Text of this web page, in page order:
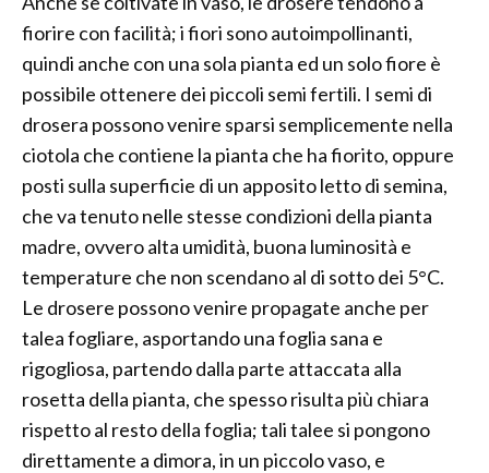
fiorire con facilità; i fiori sono autoimpollinanti,
quindi anche con una sola pianta ed un solo fiore è
possibile ottenere dei piccoli semi fertili. I semi di
drosera possono venire sparsi semplicemente nella
ciotola che contiene la pianta che ha fiorito, oppure
posti sulla superficie di un apposito letto di semina,
che va tenuto nelle stesse condizioni della pianta
madre, ovvero alta umidità, buona luminosità e
temperature che non scendano al di sotto dei 5°C.
Le drosere possono venire propagate anche per
talea fogliare, asportando una foglia sana e
rigogliosa, partendo dalla parte attaccata alla
rosetta della pianta, che spesso risulta più chiara
rispetto al resto della foglia; tali talee si pongono
direttamente a dimora, in un piccolo vaso, e